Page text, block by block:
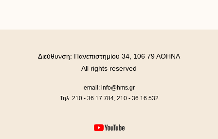
email: info@hms.gr
Τηλ: 210 - 36 17 784, 210 - 36 16 532
Διεύθυνση: Πανεπιστημίου 34, 106 79 ΑΘΗΝΑ
All rights reserved